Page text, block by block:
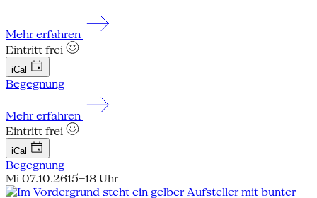
Mehr erfahren
Eintritt frei
iCal
Begegnung
Mehr erfahren
Eintritt frei
iCal
Begegnung
Mi 07.10.2615–18 Uhr